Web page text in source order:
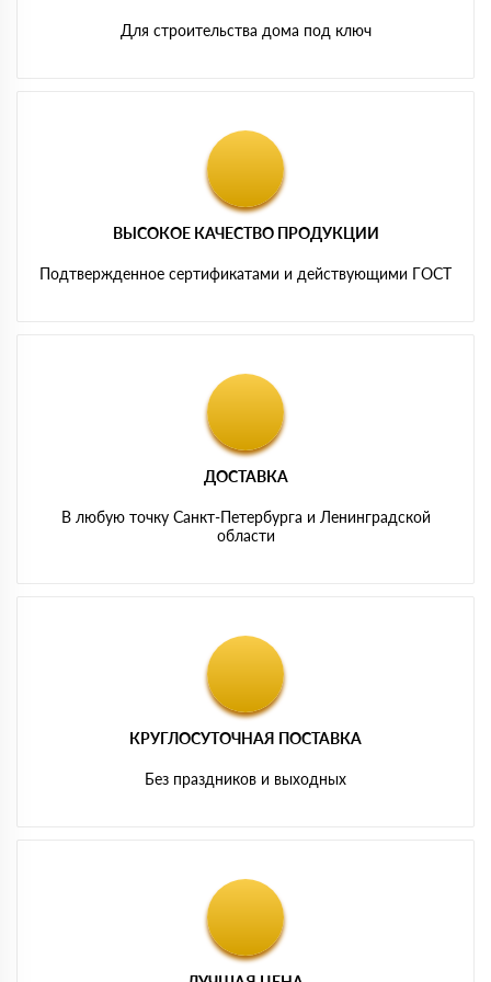
Для строительства дома под ключ
ВЫСОКОЕ КАЧЕСТВО ПРОДУКЦИИ
Подтвержденное сертификатами и действующими ГОСТ
ДОСТАВКА
В любую точку Санкт-Петербурга и Ленинградской
области
КРУГЛОСУТОЧНАЯ ПОСТАВКА
Без праздников и выходных